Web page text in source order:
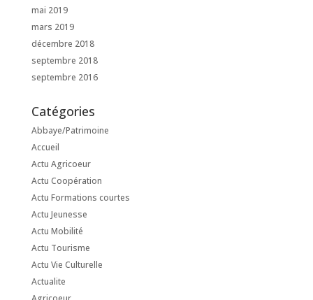
mai 2019
mars 2019
décembre 2018
septembre 2018
septembre 2016
Catégories
Abbaye/Patrimoine
Accueil
Actu Agricoeur
Actu Coopération
Actu Formations courtes
Actu Jeunesse
Actu Mobilité
Actu Tourisme
Actu Vie Culturelle
Actualite